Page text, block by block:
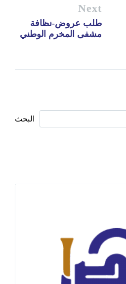
Next
طلب عروض-نظافة
مشفى المخرم الوطني
البحث